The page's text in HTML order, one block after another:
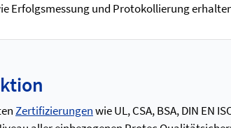
Erfolgsmessung und Protokollierung
Zertifizierungenwie UL, CSA, BSA, DIN EN